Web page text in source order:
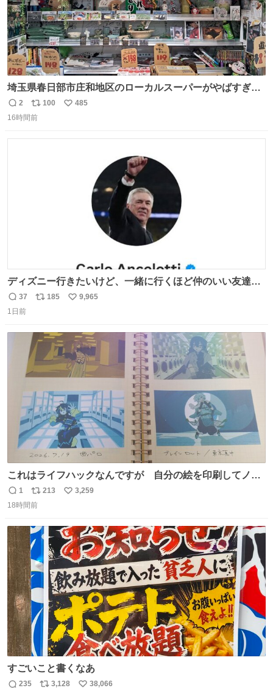
埼玉県春日部市庄和地区のローカルスーパーがやばすぎ
る。どこまで売り物でどこから私物か不明なごちゃごちゃ
の店内には埼玉自虐習字がずらり。日替わり謎汁の試食や
を生んだ町、強すぎる。
返
信
2
リ
ポ
100
い
485
16時間前
ディズニー行きたいけど、一緒に行くほど仲のいい友達が
居ない… ほんでこれ
返
信
37
リ
ト
数
185
い
数
9,965
1日前
これはライフハックなんですが 自分の絵を印刷してノー
トに貼って日付とキャプションを一言添えると 結構健康に
いいです。
返
信
1
リ
ポ
ト
数
213
い
数
3,259
18時間前
すごいこと書くなあ
235 3,128 38,066